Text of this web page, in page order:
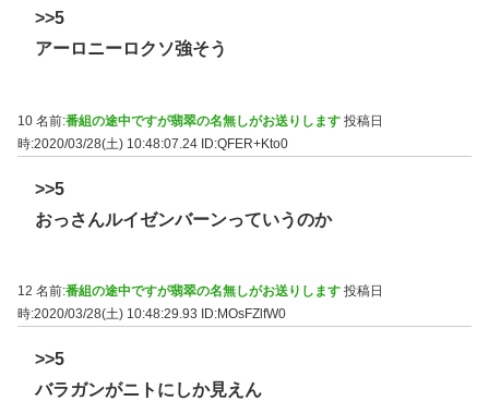
>>5
アーロニーロクソ強そう
10 名前:番組の途中ですが翡翠の名無しがお送りします 投稿日
時:2020/03/28(土) 10:48:07.24 ID:QFER+Kto0
>>5
おっさんルイゼンバーンっていうのか
12 名前:番組の途中ですが翡翠の名無しがお送りします 投稿日
時:2020/03/28(土) 10:48:29.93
ID:MOsFZlfW0
>>5
バラガンがニトにしか見えん